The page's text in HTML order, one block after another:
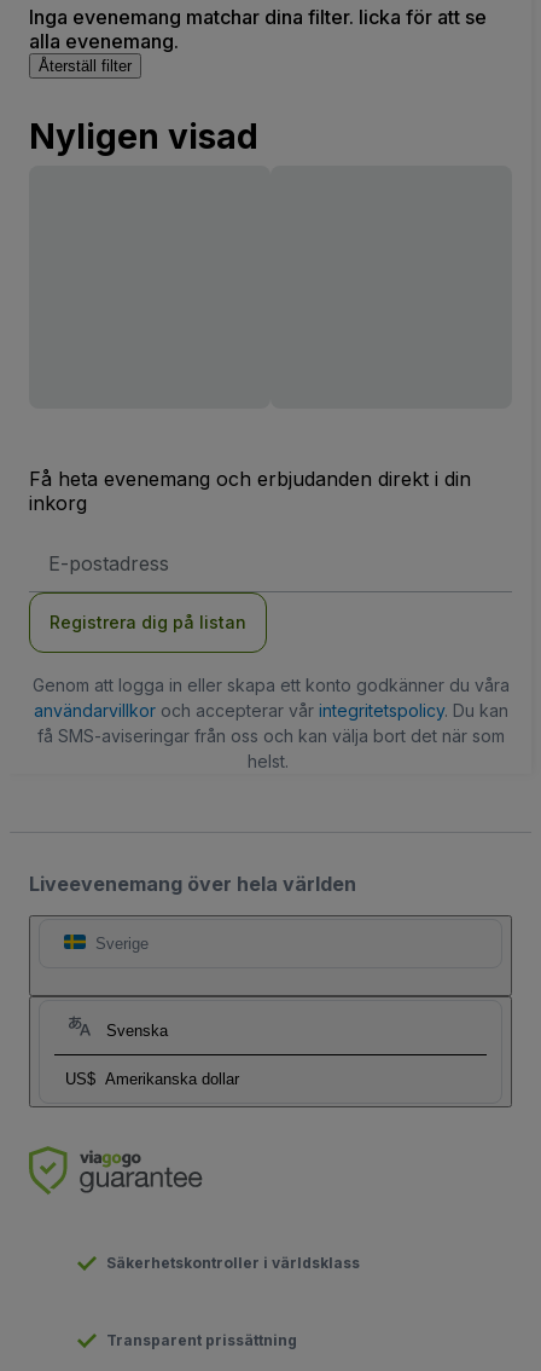
Inga evenemang matchar dina filter. licka för att se
alla evenemang.
Återställ filter
Nyligen visad
Få heta evenemang och erbjudanden direkt i din
inkorg
postadress
Registrera dig på listan
Genom att logga in eller skapa ett konto godkänner du våra
användarvillkoroch accepterar vår integritetspolicy. Du kan
få SMS-aviseringar från oss och kan välja bort det när som
helst.
Liveevenemang över hela världen
Sverige
Svenska
US$ Amerikanska dollar
Säkerhetskontroller i världsklass
Transparent prissättning